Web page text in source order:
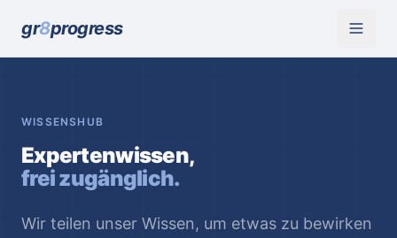
gr8progress
WISSENSHUB
Expertenwissen,
frei zugänglich.
Wir teilen unser Wissen, um etwas zu bewirken